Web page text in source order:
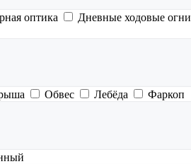
оптика Дневные ходовые огни
Обвес Лебёда
Фаркоп